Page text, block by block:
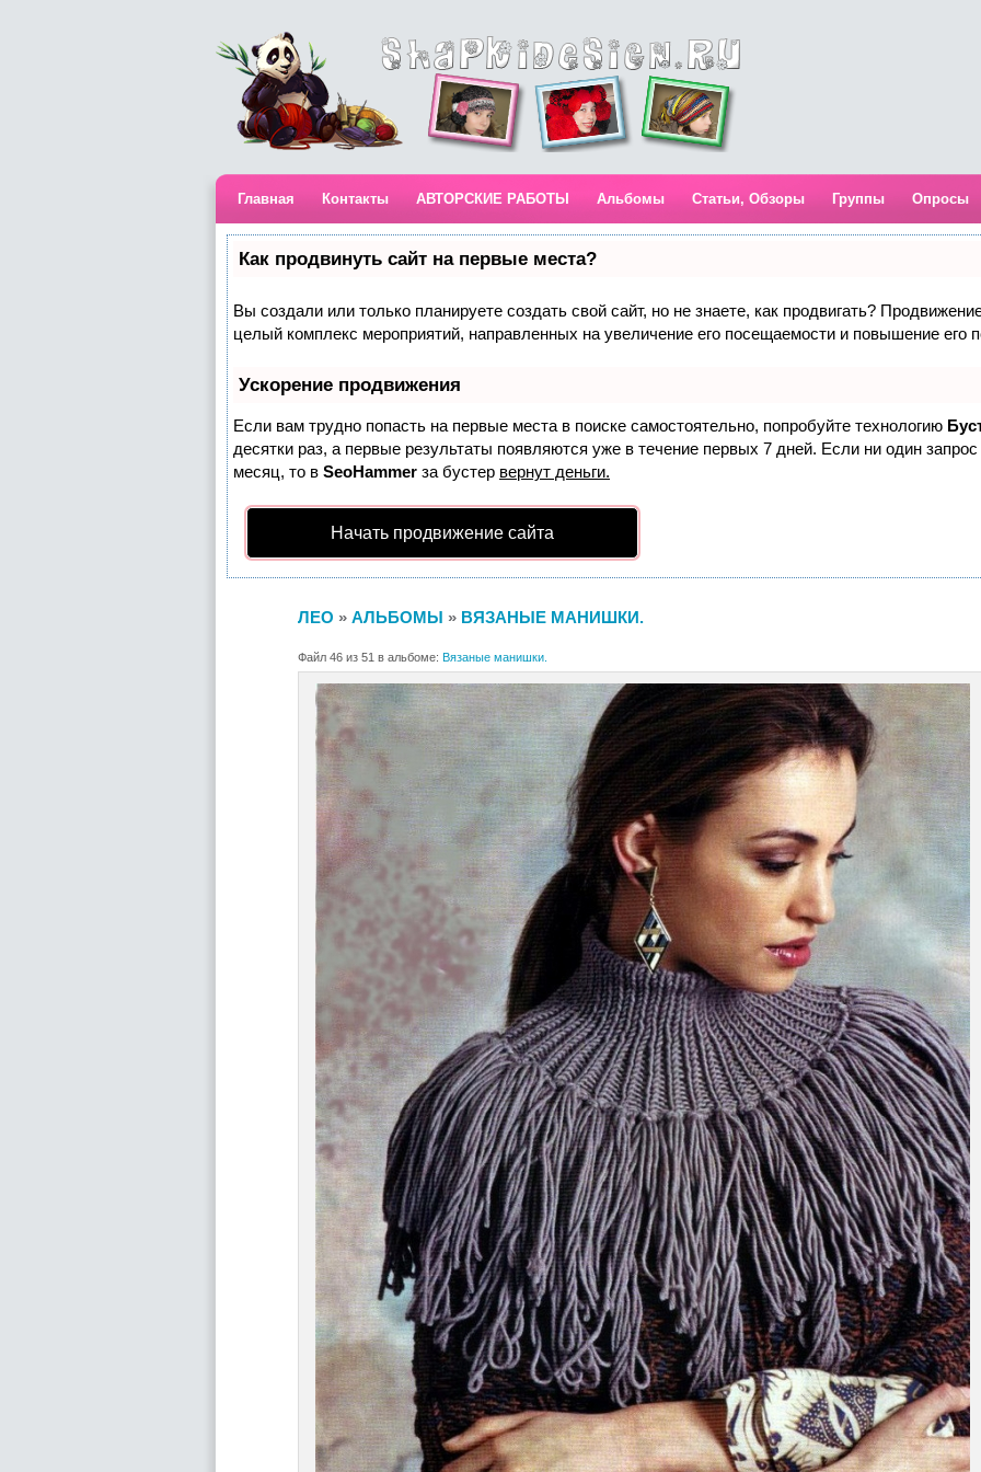
Главная Контакты АВТОРСКИЕ РАБОТЫ Альбомы Статьи, Обзоры Группы Опросы
Как продвинуть сайт на первые места?
Вы создали или только планируете создать свой сайт, но не знаете, как продвигать?
целый комплекс мероприятий, направленных на увеличение его посещаемости и повышение его
Ускорение продвижения
Если вам трудно попасть на первые места в поиске самостоятельно, попробуйте технологию
десятки раз, а первые результаты появляются уже в течение первых 7 дней. Если ни один
месяц, то в SeoHammer за бустер вернут деньги.
Начать продвижение сайта
ЛЕО » АЛЬБОМЫ » ВЯЗАНЫЕ МАНИШКИ.
Файл 46 из 51 в альбоме: Вязаные манишки.